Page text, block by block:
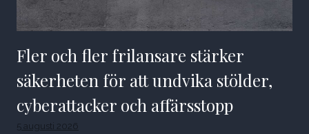
Fler och fler frilansare stärker
säkerheten för att undvika stölder,
cyberattacker och affärsstopp
5 augusti 2026